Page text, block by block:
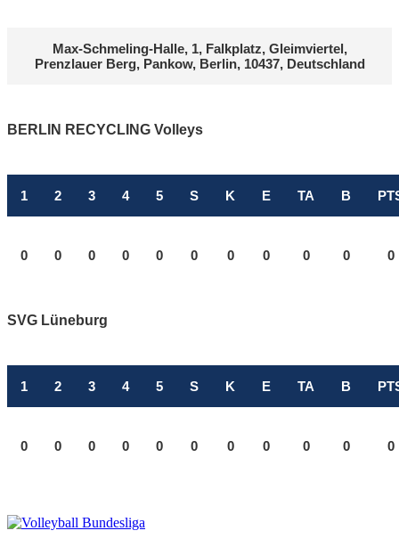
Max-Schmeling-Halle, 1, Falkplatz, Gleimviertel,
Prenzlauer Berg, Pankow, Berlin, 10437, Deutschland
BERLIN RECYCLING Volleys
1 2 3 4 5 S K E TA B
0 0 0 0 0 0 0 0 0 0 0
SVG Lüneburg
1 2 3 4 5 S K E TA B
0 0 0 0 0 0 0 0 0 0 0